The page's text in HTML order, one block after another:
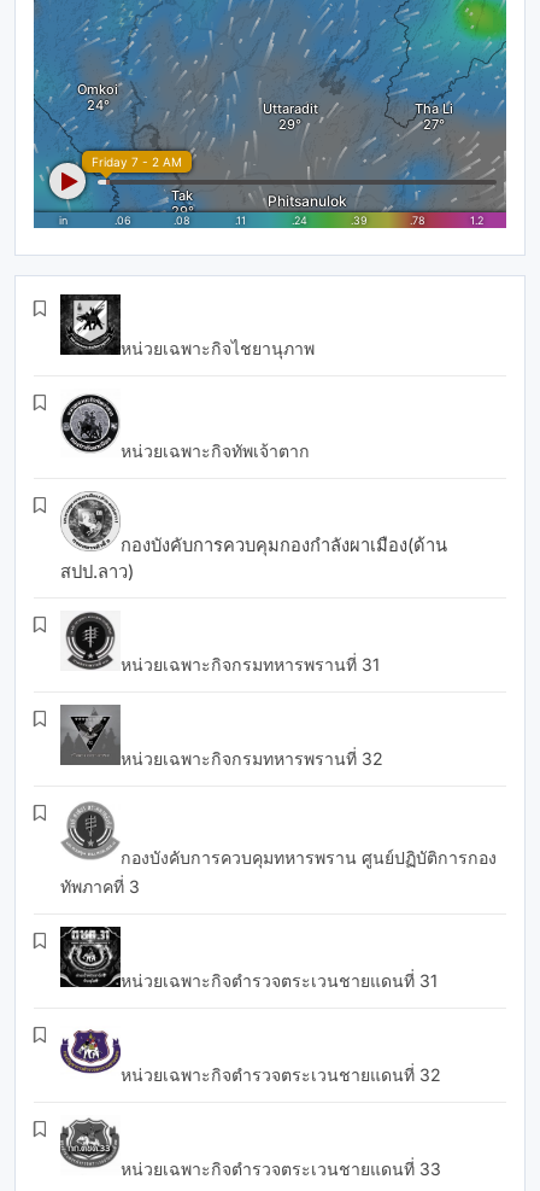
หน่วยเฉพาะกิจไชยานุภาพ
หน่วยเฉพาะกิจทัพเจ้าตาก
กองบังคับการควบคุมกองกำลังผาเมือง(ด้าน
สปป.ลาว)
หน่วยเฉพาะกิจกรมทหารพรานที่ 31
หน่วยเฉพาะกิจกรมทหารพรานที่ 32
กองบังคับการควบคุมทหารพราน ศูนย์ปฏิบัติการกอง
ทัพภาคที่ 3
หน่วยเฉพาะกิจตำรวจตระเวนชายแดนที่ 31
หน่วยเฉพาะกิจตำรวจตระเวนชายแดนที่ 32
หน่วยเฉพาะกิจตำรวจตระเวนชายแดนที่ 33